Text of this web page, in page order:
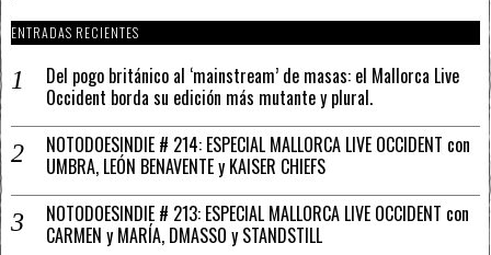
ENTRADAS RECIENTES
Del pogo británico al ‘mainstream’ de masas: el Mallorca Live
Occident borda su edición más mutante y plural.
NOTODOESINDIE # 214: ESPECIAL MALLORCA LIVE OCCIDENT con
UMBRA, LEÓN BENAVENTE y KAISER CHIEFS
NOTODOESINDIE # 213: ESPECIAL MALLORCA LIVE OCCIDENT con
CARMEN y MARÍA, DMASSO y STANDSTILL